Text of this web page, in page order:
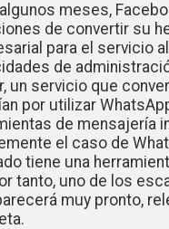
meses,
de convertir su
para el servicio
de
un servicio que
por utilizar
de mensajería
el caso de
tiene una
tanto, uno de los
muy pronto,